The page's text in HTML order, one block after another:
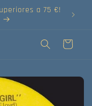
a 75 €!
Carrito